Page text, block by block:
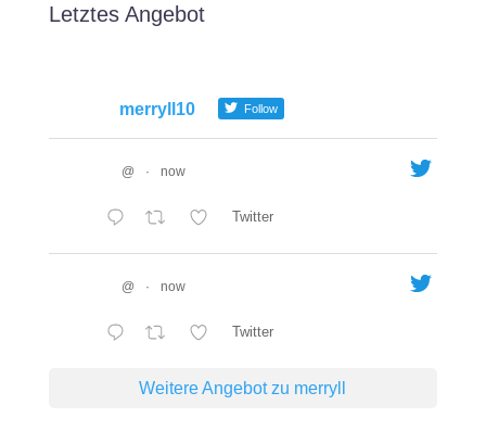
Letztes Angebot
merryll10 Follow
@ · now
Twitter
@ · now
Twitter
Weitere Angebot zu merryll